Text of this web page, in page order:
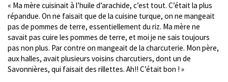
« Ma mère cuisinait à l’huile d’arachide, c’est tout. C’était la plus
répandue. On ne faisait que de la cuisine turque, on ne mangeait
pas de pommes de terre, essentiellement du riz. Ma mère ne
savait pas cuire les pommes de terre, et moi je ne sais toujours
pas non plus. Par contre on mangeait de la charcuterie. Mon père,
aux halles, avait plusieurs voisins charcutiers, dont un de
Savonnières, qui faisait des rillettes. Ah!! C’était bon ! »